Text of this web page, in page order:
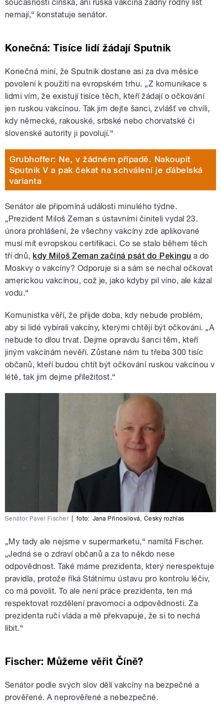
současnosti čínská, ani ruská vakcína žádný rodný list
nemají,“ konstatuje senátor.
Konečná: Tisíce lidí žádají Sputnik
Konečná míní, že Sputnik dostane asi za dva měsíce
povolení k použití na evropském trhu. „Z komunikace s
lidmi vím, že existují tisíce těch, kteří žádají o očkování
jen ruskou vakcínou. Tak jim dejte šanci, zvlášť ve chvíli,
kdy německé, rakouské, srbské nebo chorvatské či
slovenské autority ji povolují.“
Grubhoffer: Ne, v žádném případě. Nakoupit
Sputnik V a pak čekat na schválení je ďábelská
varianta
Senátor ale připomíná události minulého týdne.
„Prezident Miloš Zeman s ústavními činiteli vydal 23.
února prohlášení, že všechny vakcíny zde aplikované
musí mít evropskou certifikaci. Co se stalo během těch
tří dnů, kdy Miloš Zeman začíná psát do Pekingu a do
Moskvy o vakcíny? Odporuje si a sám se nechal očkovat
americkou vakcínou, což je, jako kdyby pil víno, ale kázal
vodu.“
Komunistka věří, že přijde doba, kdy nebude problém,
aby si lidé vybírali vakcíny, kterými chtějí být očkováni. „A
nebude to dlou trvat. Dejme opravdu šanci těm, kteří
jiným vakcínám nevěří. Zůstane nám tu třeba 300 tisíc
občanů, kteří budou chtít být očkování ruskou vakcínou v
létě, tak jim dejme příležitost.“
Senátor Pavel Fischer foto: Jana Přinosilová, Český rozhlas
„My tady ale nejsme v supermarketu,“ namítá Fischer.
„Jedná se o zdraví občanů a za to někdo nese
odpovědnost. Také máme prezidenta, který nerespektuje
pravidla, protože říká Státnímu ústavu pro kontrolu léčiv,
co má povolit. To ale není práce prezidenta, ten má
respektovat rozdělení pravomocí a odpovědnosti. Za
prezidenta ručí vláda a mě překvapuje, že si to nechá
líbit.“
Fischer: Můžeme věřit Číně?
Senátor podle svých slov dělí vakcíny na bezpečné a
prověřené. A neprověřené a nebezpečné.